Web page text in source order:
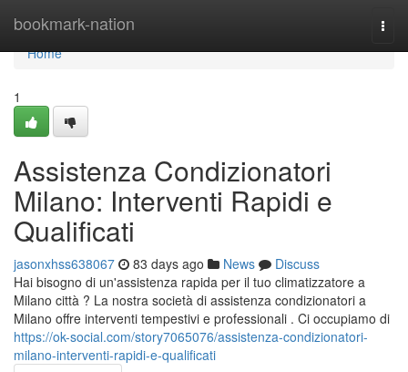
bookmark-nation
Home
Home
1
Assistenza Condizionatori
Milano: Interventi Rapidi e
Qualificati
jasonxhss638067 83 days ago News
Discuss
Hai bisogno di un'assistenza rapida per il tuo climatizzatore a
Milano città ? La nostra società di assistenza condizionatori a
Milano offre interventi tempestivi e professionali . Ci occupiamo di
https://ok-social.com/story7065076/assistenza-condizionatori-
milano-interventi-rapidi-e-qualificati